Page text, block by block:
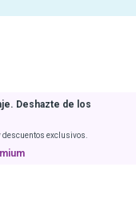
Deshazte de los
exclusivos.